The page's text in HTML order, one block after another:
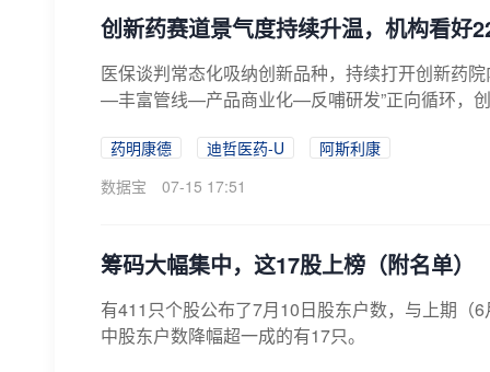
创新药赛道景气度持续升温，机构看好
医保谈判常态化吸纳创新品种，持续打开创新药
—丰富管线—产品商业化—反哺研发”正向循环，
药明康德 迪哲医药-U
阿斯利康
数据宝
07-15 17:51
筹码大幅集中，这17股上榜（附名单）
有411只个股公布了7月10日股东户数，与上期（
中股东户数降幅超一成的有17只。